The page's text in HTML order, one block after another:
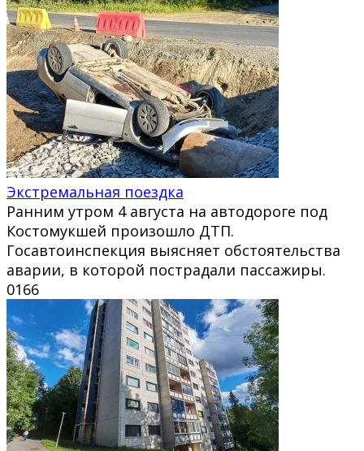
Экстремальная поездка
Ранним утром 4 августа на автодороге под
Костомукшей произошло ДТП.
Госавтоинспекция выясняет обстоятельства
аварии, в которой пострадали пассажиры.
0166